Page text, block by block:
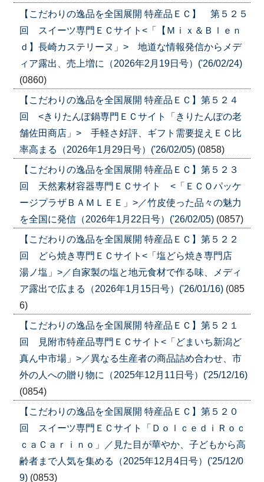
【こだわりの逸品を全国展開 特産品ＥＣ】 第５２５
回 スイーツ専門ＥＣサイト<「【Ｍｉｘ＆Ｂｌｅｎ
ｄ】長崎カステリーヌ」> 地道な情報発信からメデ
ィア露出、売上増に（2026年2月19日号）('26/02/24)
(0860)
【こだわりの逸品を全国展開 特産品ＥＣ】第５２４
回 <きりたんぽ鍋専門ＥＣサイト「きりたんぽの老
舗佐田商店」> 手軽さ好評、ギフト需要捉えＥＣ比
率高まる（2026年1月29日号）('26/02/05) (0858)
【こだわりの逸品を全国展開 特産品ＥＣ】第５２３
回 天然素材容器専門ＥＣサイト <「ＥＣＯパッケ
ージプラザＢＡＭＬＥＥ」>／竹皮使った品々の魅力
を全国に発信（2026年1月22日号）('26/02/05) (0857)
【こだわりの逸品を全国展開 特産品ＥＣ】第５２２
回 どら焼き専門ＥＣサイト<「塩どら焼き専門店
湯ノ塩」>／自家製の塩と地元食材で作る味、メディ
ア露出で広まる（2026年1月15日号）('26/01/16) (085
6)
【こだわりの逸品を全国展開 特産品ＥＣ】第５２１
回 見附市特産品専門ＥＣサイト<「どまいち新潟ど
真ん中市場」>／異なる生産者の商品詰め合わせ、市
外の人への贈り物に（2025年12月11日号）('25/12/16)
(0854)
【こだわりの逸品を全国展開 特産品ＥＣ】第５２０
回 スイーツ専門ＥＣサイト「ＤｏｌｃｅｄｉＲｏｃ
ｃａＣａｒｉｎｏ」／見た目が華やか、子どもから高
齢者まで人気を集める（2025年12月4日号）('25/12/0
9) (0853)